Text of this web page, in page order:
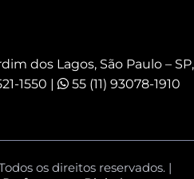
dos Lagos, São Paulo – SP,
1550 | 55 (11) 93078-1910
os direitos reservados. |